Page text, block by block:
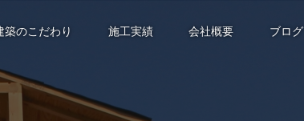
築のこだわり 施工実績 会社概要 ブログ